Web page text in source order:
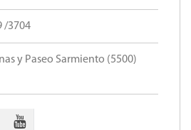
/3704
y Paseo Sarmiento (5500)